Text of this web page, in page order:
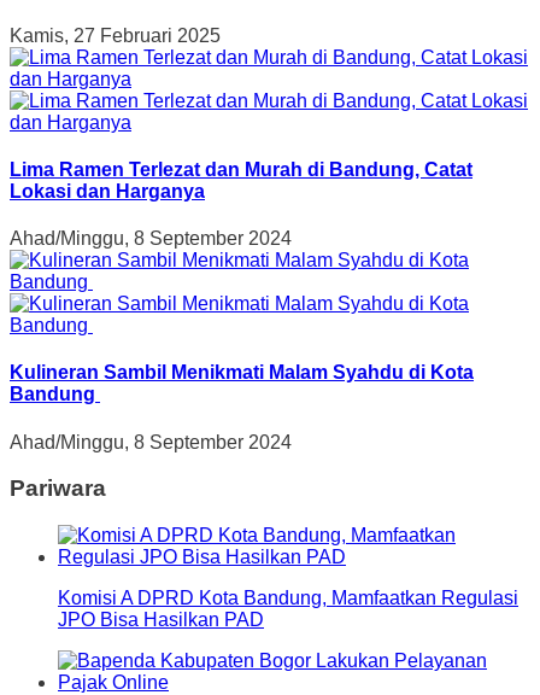
Kamis, 27 Februari 2025
Lima Ramen Terlezat dan Murah di Bandung, Catat
Lokasi dan Harganya
Ahad/Minggu, 8 September 2024
Kulineran Sambil Menikmati Malam Syahdu di Kota
Bandung
Ahad/Minggu, 8 September 2024
Pariwara
Komisi A DPRD Kota Bandung, Mamfaatkan Regulasi
JPO Bisa Hasilkan PAD